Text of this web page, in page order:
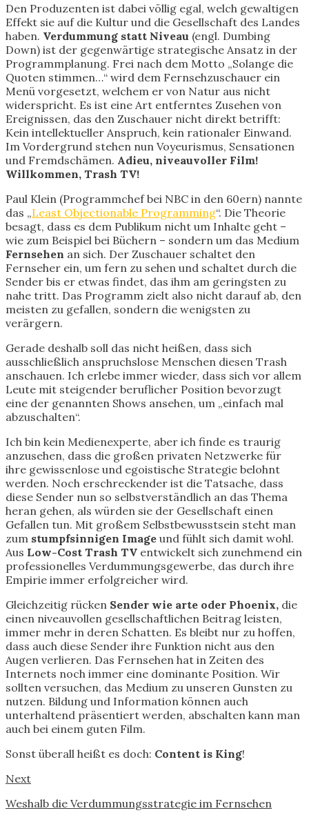
Den Produzenten ist dabei völlig egal, welch gewaltigen
Effekt sie auf die Kultur und die Gesellschaft des Landes
haben. Verdummung statt Niveau (engl. Dumbing
Down) ist der gegenwärtige strategische Ansatz in der
Programmplanung. Frei nach dem Motto „Solange die
Quoten stimmen…“ wird dem Fernsehzuschauer ein
Menü vorgesetzt, welchem er von Natur aus nicht
widerspricht. Es ist eine Art entferntes Zusehen von
Ereignissen, das den Zuschauer nicht direkt betrifft:
Kein intellektueller Anspruch, kein rationaler Einwand.
Im Vordergrund stehen nun Voyeurismus, Sensationen
und Fremdschämen. Adieu, niveauvoller Film!
Willkommen, Trash TV!
Paul Klein (Programmchef bei NBC in den 60ern) nannte
das „Least Objectionable Programming“. Die Theorie
besagt, dass es dem Publikum nicht um Inhalte geht –
wie zum Beispiel bei Büchern – sondern um das Medium
Fernsehen an sich. Der Zuschauer schaltet den
Fernseher ein, um fern zu sehen und schaltet durch die
Sender bis er etwas findet, das ihm am geringsten zu
nahe tritt. Das Programm zielt also nicht darauf ab, den
meisten zu gefallen, sondern die wenigsten zu
verärgern.
Gerade deshalb soll das nicht heißen, dass sich
ausschließlich anspruchslose Menschen diesen Trash
anschauen. Ich erlebe immer wieder, dass sich vor allem
Leute mit steigender beruflicher Position bevorzugt
eine der genannten Shows ansehen, um „einfach mal
abzuschalten“.
Ich bin kein Medienexperte, aber ich finde es traurig
anzusehen, dass die großen privaten Netzwerke für
ihre gewissenlose und egoistische Strategie belohnt
werden. Noch erschreckender ist die Tatsache, dass
diese Sender nun so selbstverständlich an das Thema
heran gehen, als würden sie der Gesellschaft einen
Gefallen tun. Mit großem Selbstbewusstsein steht man
zum stumpfsinnigen Image und fühlt sich damit wohl.
Aus Low-Cost Trash TV entwickelt sich zunehmend ein
professionelles Verdummungsgewerbe, das durch ihre
Empirie immer erfolgreicher wird.
Gleichzeitig rücken Sender wie arte oder Phoenix, die
einen niveauvollen gesellschaftlichen Beitrag leisten,
immer mehr in deren Schatten. Es bleibt nur zu hoffen,
dass auch diese Sender ihre Funktion nicht aus den
Augen verlieren. Das Fernsehen hat in Zeiten des
Internets noch immer eine dominante Position. Wir
sollten versuchen, das Medium zu unseren Gunsten zu
nutzen. Bildung und Information können auch
unterhaltend präsentiert werden, abschalten kann man
auch bei einem guten Film.
Sonst überall heißt es doch: Content is King!
Next
Weshalb die Verdummungsstrategie im Fernsehen